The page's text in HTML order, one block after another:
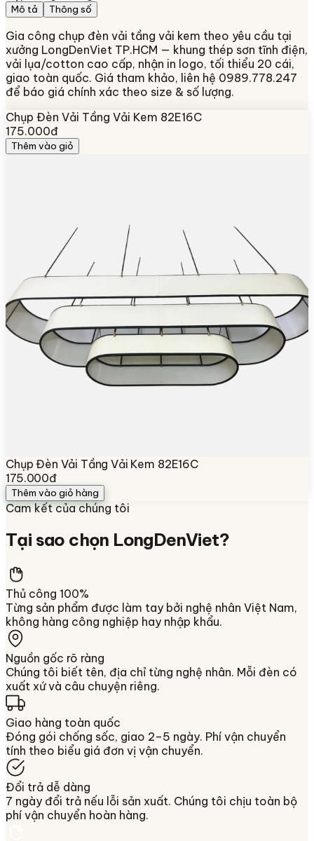
Mô tả Thông số
Gia công chụp đèn vải tầng vải kem theo yêu cầu tại
xưởng LongDenViet TP.HCM — khung thép sơn tĩnh điện,
vải lụa/cotton cao cấp, nhận in logo, tối thiểu 20 cái,
giao toàn quốc. Giá tham khảo, liên hệ 0989.778.247
để báo giá chính xác theo size & số lượng.
Chụp Đèn Vải Tầng Vải Kem 82E16C
175.000đ
Thêm vào giỏ
Chụp Đèn Vải Tầng Vải Kem 82E16C
175.000đ
Thêm vào giỏ hàng
Cam kết của chúng tôi
Tại sao chọn LongDenViet?
Thủ công 100%
Từng sản phẩm được làm tay bởi nghệ nhân Việt Nam,
không hàng công nghiệp hay nhập khẩu.
Nguồn gốc rõ ràng
Chúng tôi biết tên, địa chỉ từng nghệ nhân. Mỗi đèn có
xuất xứ và câu chuyện riêng.
Giao hàng toàn quốc
Đóng gói chống sốc, giao 2–5 ngày. Phí vận chuyển
tính theo biểu giá đơn vị vận chuyển.
Đổi trả dễ dàng
7 ngày đổi trả nếu lỗi sản xuất. Chúng tôi chịu toàn bộ
phí vận chuyển hoàn hàng.